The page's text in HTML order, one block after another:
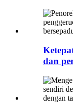
dan